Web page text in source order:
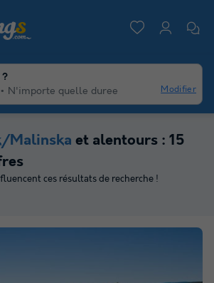
?
N'importe quelle duree Modifier
Malinska et alentours : 15
ces résultats de recherche !